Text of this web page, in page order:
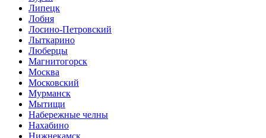
Липецк
Лобня
Лосино-Петровский
Лыткарино
Люберцы
Магнитогорск
Москва
Московский
Мурманск
Мытищи
Набережные челны
Нахабино
Нижнекамск